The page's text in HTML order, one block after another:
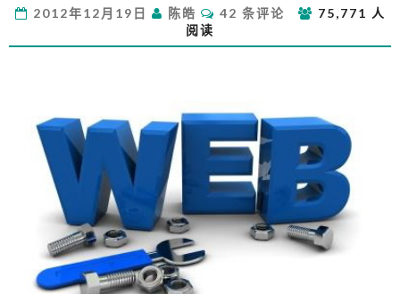
师
的
2012年12月19日 陈皓
评
论
42 条评论
75,771 人
阅读